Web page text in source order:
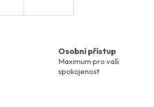
Osobní přístup
Maximum pro vaši
spokojenost